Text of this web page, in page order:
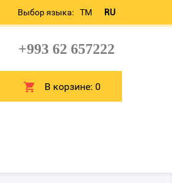
Выбор языка: TM RU
+993 62 657222
В корзине:0